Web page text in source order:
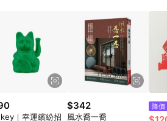
｜幸運繽紛招
$342
風水喬一喬
降價